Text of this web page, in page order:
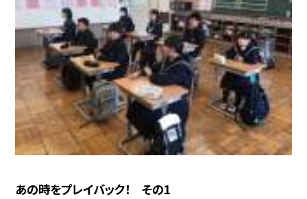
あの時をプレイバック！ その1